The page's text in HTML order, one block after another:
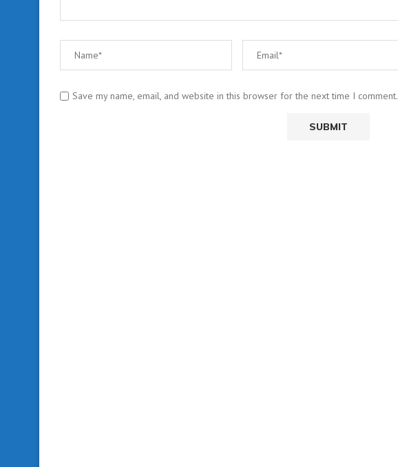
Save my name, email, and website in this browser for the next time I comment.